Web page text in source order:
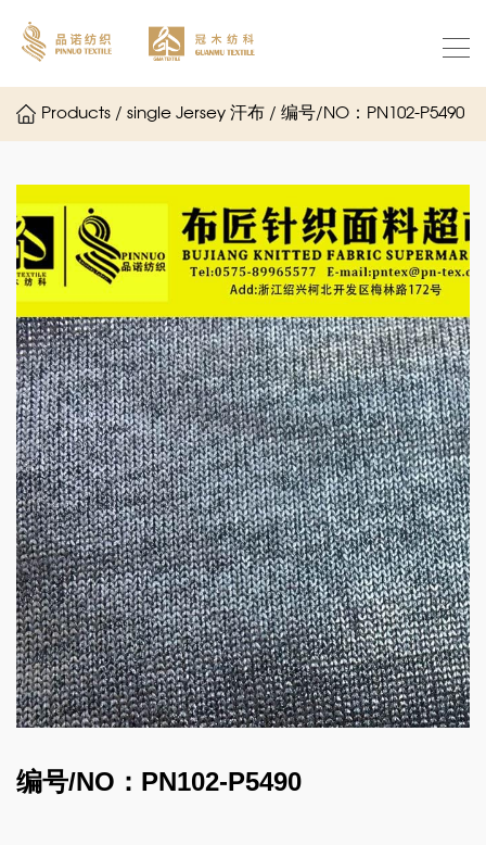
Products / single Jersey 汗布 / 编号/NO：PN102-P5490
编号/NO：PN102-P5490